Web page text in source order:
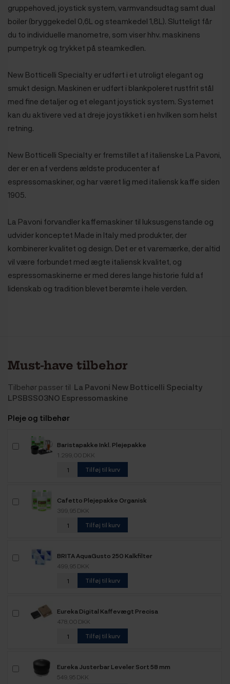
gruppehoved, joystick system, varmvandsudtag samt dual
boiler (bryggekedel 0,6L og steamkedel 1,8L). Slutteligt får
du to individuelle manometre, som viser hhv. maskinens
pumpetryk og trykket på steamkedlen.
New Botticelli Specialty er udført i et utroligt elegant og
smukt design. Maskinen er udført i blankpoleret rustfrit stål
med fine detaljer og et elegant joystick system. Systemet
kan du aktivere ved at dreje joystikket i en hvilken som helst
retning.
New Botticelli Specialty er fremstillet af italienske La Pavoni,
der er en af verdens ældste producenter af
espressomaskiner, og har været lig med italiensk kaffe siden
1905.
La Pavoni forvandler kaffemaskiner til luksusgenstande og
udvider konceptet Made in Italy med produkter, der
kombinerer kvalitet og design. Det er et varemærke, der altid
vil være forbundet med ægte italiensk kvalitet, og
espressomaskinerne er med deres lange historie fuld af
lidenskab og tradition blevet berømte i hele verden.
Must-have tilbehør
Tilbehør passer til La Pavoni New Botticelli Specialty
LPSBSS03NO Espressomaskine
Pleje og tilbehør
Baristapakke Inkl. Plejepakke
1.299,00 DKK
Tilføj til kurv
Cafetto Plejepakke Organisk
399,95 DKK
Tilføj til kurv
BRITA AquaGusto 250 Kalkfilter
499,95 DKK
Tilføj til kurv
Eureka Digital Kaffevægt Precisa
478,00 DKK
Tilføj til kurv
Eureka Justerbar Leveler Sort 58 mm
549,95 DKK